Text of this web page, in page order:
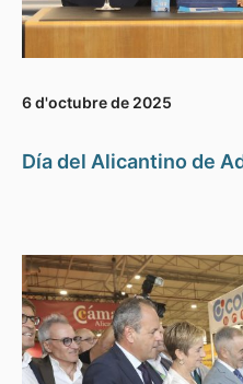
6 d'octubre de 2025
Día del Alicantino de